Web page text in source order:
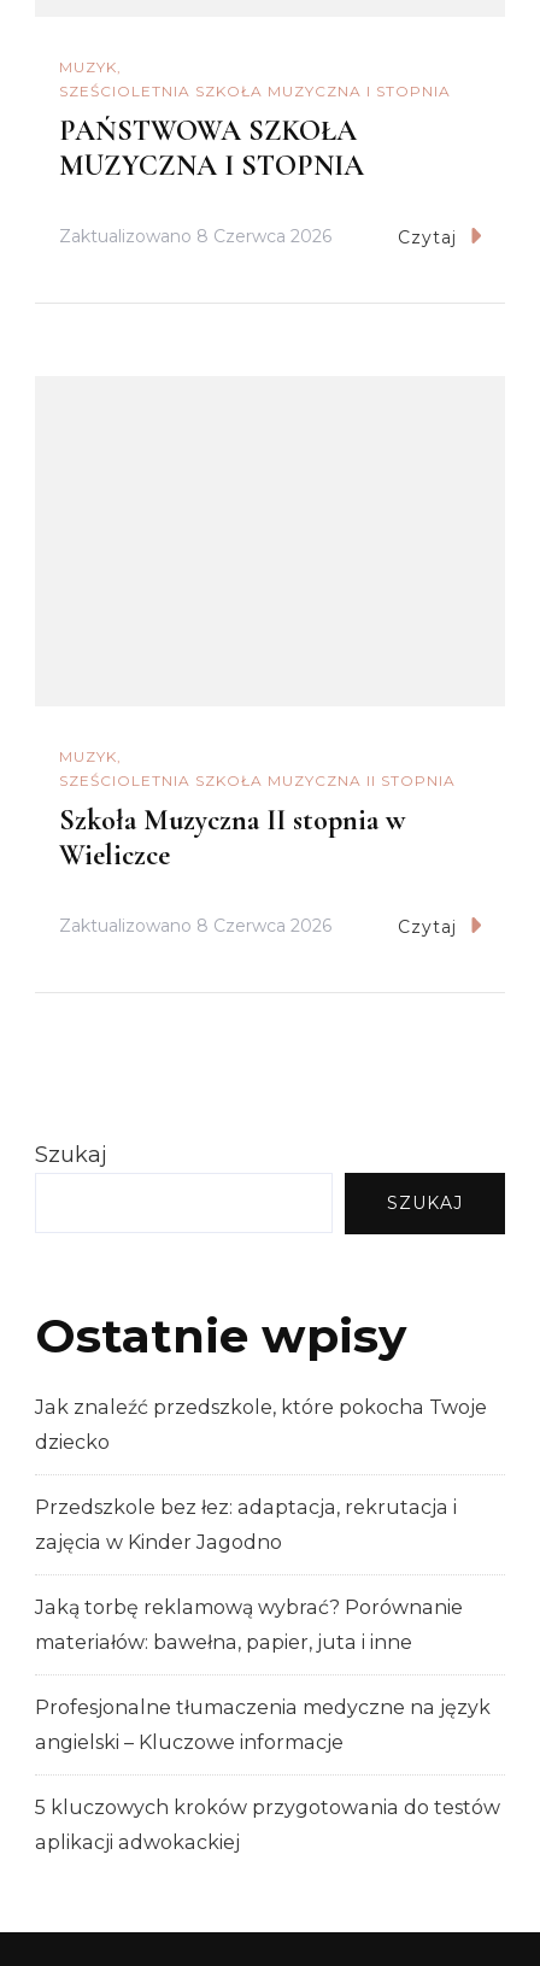
MUZYK
SZEŚCIOLETNIA SZKOŁA MUZYCZNA I STOPNIA
PAŃSTWOWA SZKOŁA
MUZYCZNA I STOPNIA
Zaktualizowano 8 Czerwca 2026 Czytaj
MUZYK
SZEŚCIOLETNIA SZKOŁA MUZYCZNA II STOPNIA
Szkoła Muzyczna II stopnia w
Wieliczce
Zaktualizowano 8 Czerwca 2026 Czytaj
Szukaj
SZUKAJ
Ostatnie wpisy
Jak znaleźć przedszkole, które pokocha Twoje
dziecko
Przedszkole bez łez: adaptacja, rekrutacja i
zajęcia w Kinder Jagodno
Jaką torbę reklamową wybrać? Porównanie
materiałów: bawełna, papier, juta i inne
Profesjonalne tłumaczenia medyczne na język
angielski – Kluczowe informacje
5 kluczowych kroków przygotowania do testów
aplikacji adwokackiej